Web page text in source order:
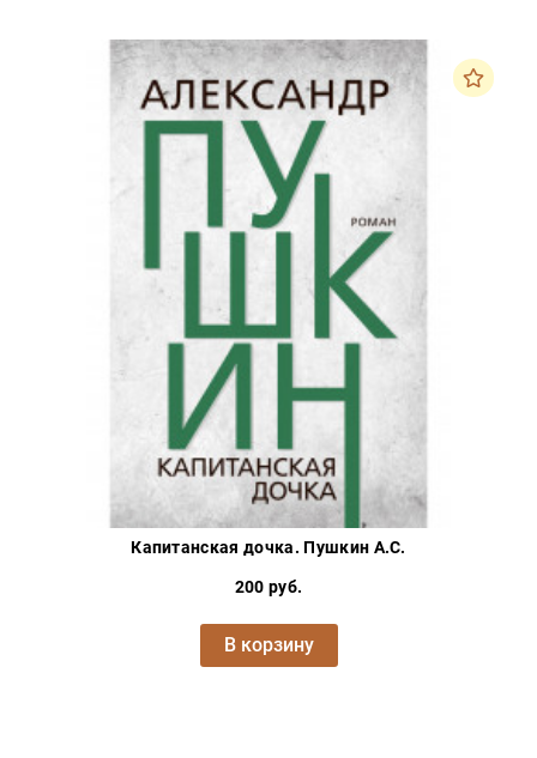
Капитанская дочка. Пушкин А.С.
200 руб.
В корзину